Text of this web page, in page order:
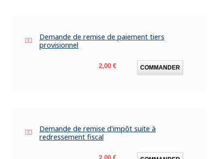
Demande de remise de paiement tiers
provisionnel
Prix
2,00 € COMMANDER
Demande de remise d'impôt suite à
redressement fiscal
Prix